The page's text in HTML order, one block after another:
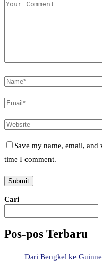
Save my name, email,
time I comment.
Cari
Pos-pos Terbaru
Dari Bengkel ke